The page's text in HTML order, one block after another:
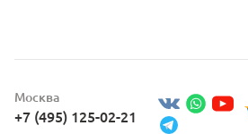
Москва
+7 (495) 125-02-21